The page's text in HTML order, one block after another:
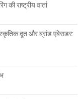
राष्ट्रीय वार्ता
दूत और ब्रांड एंबेसडर: